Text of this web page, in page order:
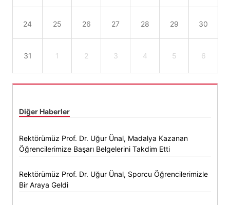
24 25 26 27 28 29 30
31 1 2 3 4 5 6
Diğer Haberler
Rektörümüz Prof. Dr. Uğur Ünal, Madalya Kazanan
Öğrencilerimize Başarı Belgelerini Takdim Etti
Rektörümüz Prof. Dr. Uğur Ünal, Sporcu Öğrencilerimizle
Bir Araya Geldi